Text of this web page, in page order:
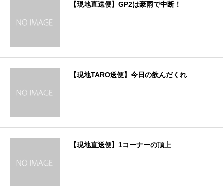
【現地直送便】GP2は豪雨で中断！
【現地TARO送便】今日の飲んだくれ
【現地直送便】1コーナーの頂上